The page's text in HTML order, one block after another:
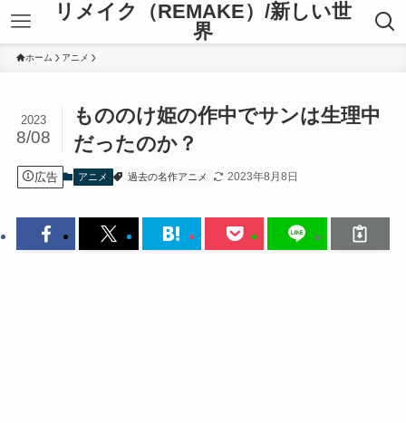
リメイク（REMAKE）/新しい世
界
ホーム アニメ
もののけ姫の作中でサンは生理中
だったのか？
2023
8/08
広告 アニメ 過去の名作アニメ 2023年8月8日